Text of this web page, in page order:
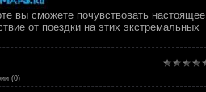
вы сможете почувствовать настоящее
от поездки на этих экстремальных
(0)